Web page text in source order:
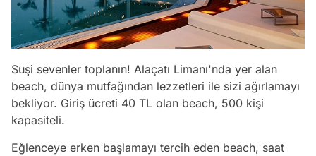
Suşi sevenler toplanın! Alaçatı Limanı'nda yer alan
beach, dünya mutfağından lezzetleri ile sizi ağırlamayı
bekliyor. Giriş ücreti 40 TL olan beach, 500 kişi
kapasiteli.
Eğlenceye erken başlamayı tercih eden beach, saat